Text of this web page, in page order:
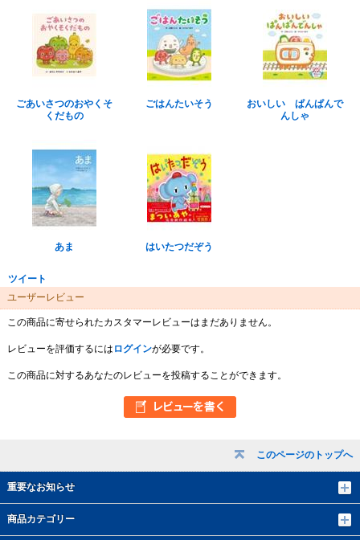
このページのトップへ
重要なお知らせ
商品カテゴリー
ごあいさつのおやくそ
くだもの
ごはんたいそう
おいしい ぱんぱんで
んしゃ
あま はいたつだぞう
ツイート
ユーザーレビュー
この商品に寄せられたカスタマーレビューはまだありません。
レビューを評価するには ログインが必要です。
この商品に対するあなたのレビューを投稿することができます。